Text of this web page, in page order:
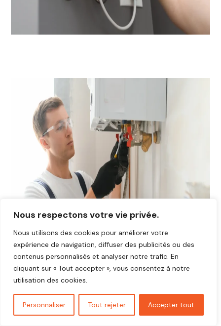
Nous respectons votre vie privée.
Nous utilisons des cookies pour améliorer votre
expérience de navigation, diffuser des publicités ou des
contenus personnalisés et analyser notre trafic. En
cliquant sur « Tout accepter », vous consentez à notre
utilisation des cookies.
Personnaliser Tout rejeter Accepter tout
Vous cherchez un plombier fiable et réactif dansFavrieux
78200?